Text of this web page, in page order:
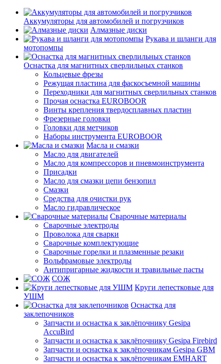
Аккумуляторы для автомобилей и погрузчиков
Алмазные диски
Рукава и шланги для
мотопомпы
Оснастка для магнитных сверлильных станков
Кольцевые фрезы
Режущая пластина для фаскосъемной машины
Переходники для магнитных сверлильных станков
Прочая оснастка EUROBOOR
Винты крепления твердосплавных пластин
Фрезерные головки
Головки для метчиков
Наборы инструмента EUROBOOR
Масла и смазки
Масло для двигателей
Масло для компрессоров и пневмоинструмента
Присадки
Масло для смазки цепи бензопил
Смазки
Средства для очистки рук
Масло гидравлическое
Сварочные материалы
Сварочные электроды
Проволока для сварки
Сварочные комплектующие
Сварочные горелки и плазменные резаки
Вольфрамовые электроды
Антипригарные жидкости и травильные пасты
СОЖ
Круги лепестковые для
УШМ
Оснастка для
заклепочников
Запчасти и оснастка к заклёпочнику Gesipa
AccuBird
Запчасти и оснастка к заклёпочнику Gesipa Firebird
Запчасти и оснастка к заклёпочникам Gesipa GBM
Запчасти и оснастка к заклёпочникам EMHART